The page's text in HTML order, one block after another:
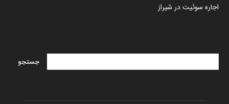
اجاره سوئیت در شیراز